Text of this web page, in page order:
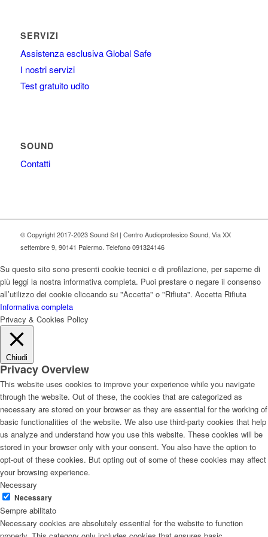
SERVIZI
Assistenza esclusiva Global Safe
I nostri servizi
Test gratuito udito
SOUND
Contatti
© Copyright 2017-2023 Sound Srl | Centro Audioprotesico Sound, Via XX
settembre 9, 90141 Palermo. Telefono 091324146
Su questo sito sono presenti cookie tecnici e di profilazione, per saperne di
più leggi la nostra informativa completa. Puoi prestare o negare il consenso
all’utilizzo dei cookie cliccando su "Accetta" o "Rifiuta". Accetta Rifiuta
Informativa completa
Privacy & Cookies Policy
Chiudi
Privacy Overview
This website uses cookies to improve your experience while you navigate
through the website. Out of these, the cookies that are categorized as
necessary are stored on your browser as they are essential for the working of
basic functionalities of the website. We also use third-party cookies that help
us analyze and understand how you use this website. These cookies will be
stored in your browser only with your consent. You also have the option to
opt-out of these cookies. But opting out of some of these cookies may affect
your browsing experience.
Necessary
Necessary
Sempre abilitato
Necessary cookies are absolutely essential for the website to function